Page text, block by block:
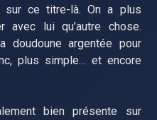
sur ce titre-là. On a plus
avec lui qu’autre chose.
doudoune argentée pour
plus simple… et encore
bien présente sur